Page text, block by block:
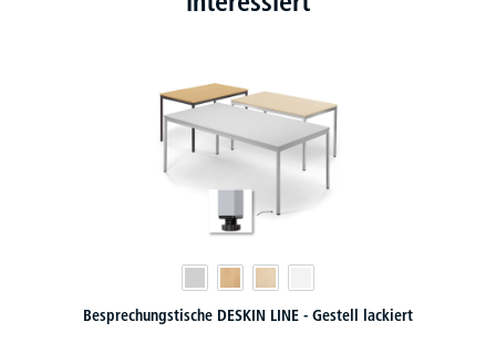
LINE - Gestell lackiert Besprechungstische BASE-